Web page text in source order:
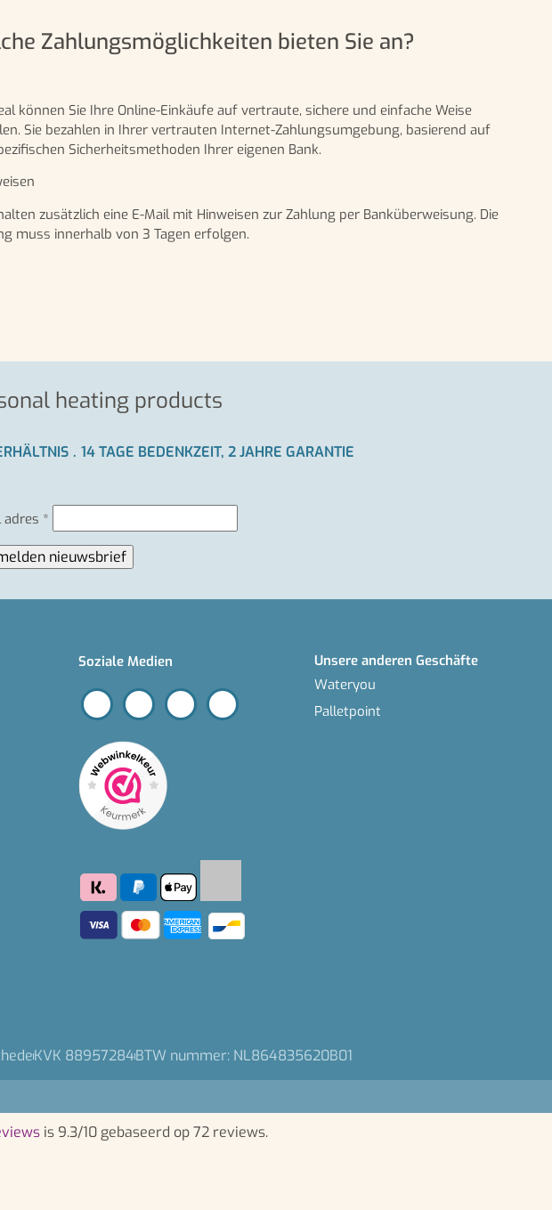
Zahlungsmöglichkeiten bieten Sie an?
können Sie Ihre Online-Einkäufe auf vertraute, sichere und einfache Weise
Sie bezahlen in Ihrer vertrauten Internet-Zahlungsumgebung, basierend auf
Sicherheitsmethoden Ihrer eigenen Bank.
zusätzlich eine E-Mail mit Hinweisen zur Zahlung per Banküberweisung. Die
muss innerhalb von 3 Tagen erfolgen.
heating products
. 14 TAGE BEDENKZEIT, 2 JAHRE GARANTIE
adres *
Soziale Medien
Unsere anderen Geschäfte
Wateryou
Palletpoint
KVK 88957284BTW nummer: NL864835620B01
is 9.3/10 gebaseerd op 72 reviews.